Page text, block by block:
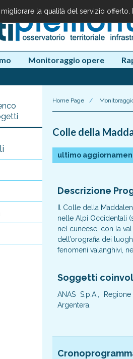
Monitoraggio opere
Home Page /
Colle della
ultimo
Descrizione
Il Colle della
nelle Alpi Occidentali
nel cuneese, con la
dell’orografia dei
fenomeni valanghivi,
Soggetti
ANAS S.p.A.,
Argentera.
la qualità del servizio